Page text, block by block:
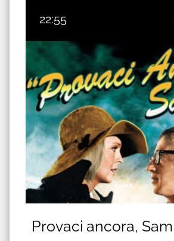
22:55
Provaci ancora, Sam